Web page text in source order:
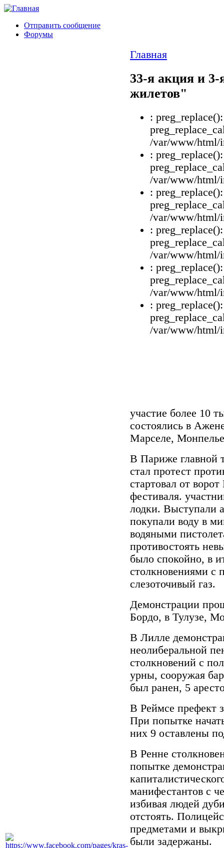
Отправить сообщение
Форумы
Главная
33-я акция и
жилетов"
:
/var/www/html/
:
/var/www/html/
:
/var/www/html/
:
/var/www/html/
:
/var/www/html/
:
/var/www/html/
участие более 10
состоялись в
Марселе,
В Париже главной
стал протест
стартовал от
фестиваля.
лодки. Выступали
покупали воду в
водяными
противостоять
было спокойно, в
столкновениями с
слезоточивый газ.
Демонстрации
Бордо, в Тулузе,
В Лилле
неолиберальной
столкновений с
урны, сооружая
был ранен, 5
В Реймсе префект
При попытке
них 9 оставлены
В Ренне
попытке
манифестантов с
избивая людей
отстоять.
предметами и
были задержаны.